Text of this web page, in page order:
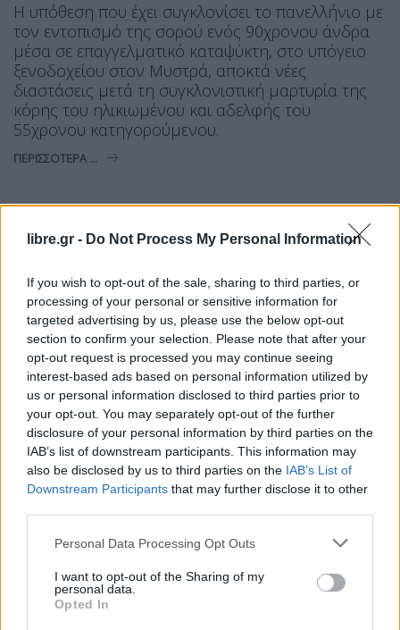
libre.gr - Do Not Process My Personal Information
If you wish to opt-out of the sale, sharing to third parties, or
processing of your personal or sensitive information for
targeted advertising by us, please use the below opt-out
section to confirm your selection. Please note that after your
opt-out request is processed you may continue seeing
interest-based ads based on personal information utilized by
us or personal information disclosed to third parties prior to
your opt-out. You may separately opt-out of the further
disclosure of your personal information by third parties on the
IAB’s list of downstream participants. This information may
also be disclosed by us to third parties on the IAB’s List of
Downstream Participants that may further disclose it to other
Personal Data Processing Opt Outs
I want to opt-out of the Sharing of my
personal data.
Opted In
Η υπόθεση που έχει συγκλονίσει το πανελλήνιο με
τον εντοπισμό της σορού ενός 90χρονου άνδρα
μέσα σε επαγγελματικό καταψύκτη, στο υπόγειο
ξενοδοχείου στον Μυστρά, αποκτά νέες
διαστάσεις μετά τη συγκλονιστική μαρτυρία της
κόρης του ηλικιωμένου και αδελφής του
55χρονου κατηγορούμενου.
ΠΕΡΙΣΣΌΤΕΡΑ ...
ΠΟΛΙΤΙΚΉ
Στην Καστροπολιτεία του Μυστρά την
Πέμπτη Πέμπτη 21 Μαΐου ο